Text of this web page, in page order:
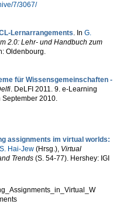
7/3067/
Lernarrangements. In G.
2.0: Lehr- und Handbuch zum
Oldenbourg.
für Wissensgemeinschaften -
. DeLFI 2011. 9. e-Learning
September 2010.
assignments im virtual worlds:
S. Hai-Jew(Hrsg.), Virtual
Trends(S. 54-77). Hershey: IGI